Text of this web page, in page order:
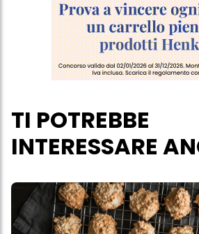
TI POTREBBE
INTERESSARE
verranno utilizzati solo i cookie
questo sito web.